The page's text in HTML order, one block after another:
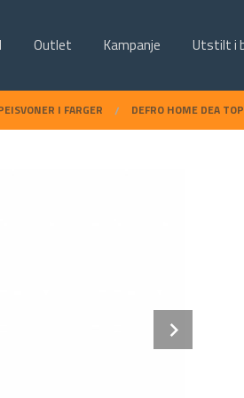
Outlet Kampanje Utstilt i
I FARGER DEFRO HOME DEA